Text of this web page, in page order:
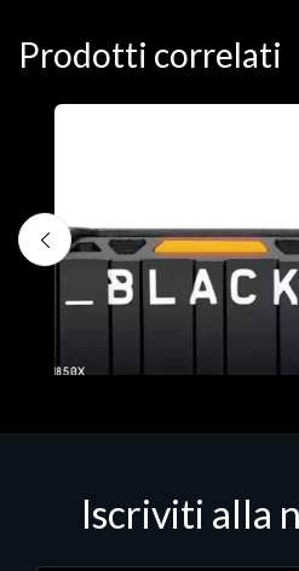
Prodotti correlati
Iscriviti alla